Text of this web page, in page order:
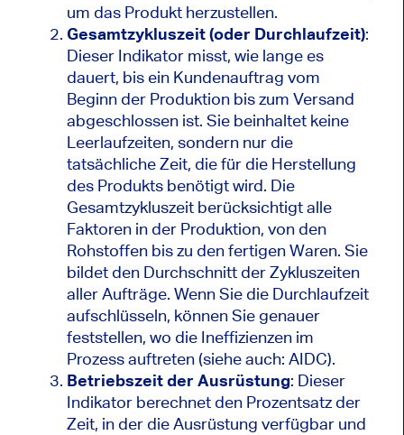
um das Produkt herzustellen.
Gesamtzykluszeit (oder Durchlaufzeit):
Dieser Indikator misst, wie lange es
dauert, bis ein Kundenauftrag vom
Beginn der Produktion bis zum Versand
abgeschlossen ist. Sie beinhaltet keine
Leerlaufzeiten, sondern nur die
tatsächliche Zeit, die für die Herstellung
des Produkts benötigt wird. Die
Gesamtzykluszeit berücksichtigt alle
Faktoren in der Produktion, von den
Rohstoffen bis zu den fertigen Waren. Sie
bildet den Durchschnitt der Zykluszeiten
aller Aufträge. Wenn Sie die Durchlaufzeit
aufschlüsseln, können Sie genauer
feststellen, wo die Ineffizienzen im
Prozess auftreten (siehe auch: AIDC).
Betriebszeit der Ausrüstung: Dieser
Indikator berechnet den Prozentsatz der
Zeit, in der die Ausrüstung verfügbar und